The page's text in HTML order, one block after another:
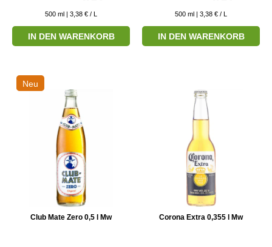
500 ml | 3,38 € / L
IN DEN WARENKORB
500 ml | 3,38 € / L
IN DEN WARENKORB
Neu
Club Mate Zero 0,5 l Mw Corona Extra 0,355 l Mw